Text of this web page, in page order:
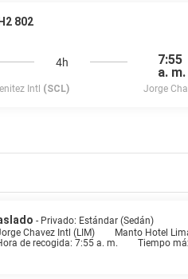
802
Intl (SCL)
4h
7:55
a. m.
Jorge
- Privado: Estándar (Sedán)
Chavez Intl (LIM)
Manto Hotel
de recogida: 7:55 a. m.
Tiempo